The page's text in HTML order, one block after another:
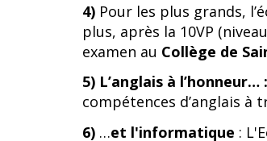
4) Pour les plus grands,
plus, après la 10VP
examen au Collège de
5) L’anglais à l’honneur… :
compétences d’anglais à
6) …et l'informatique :